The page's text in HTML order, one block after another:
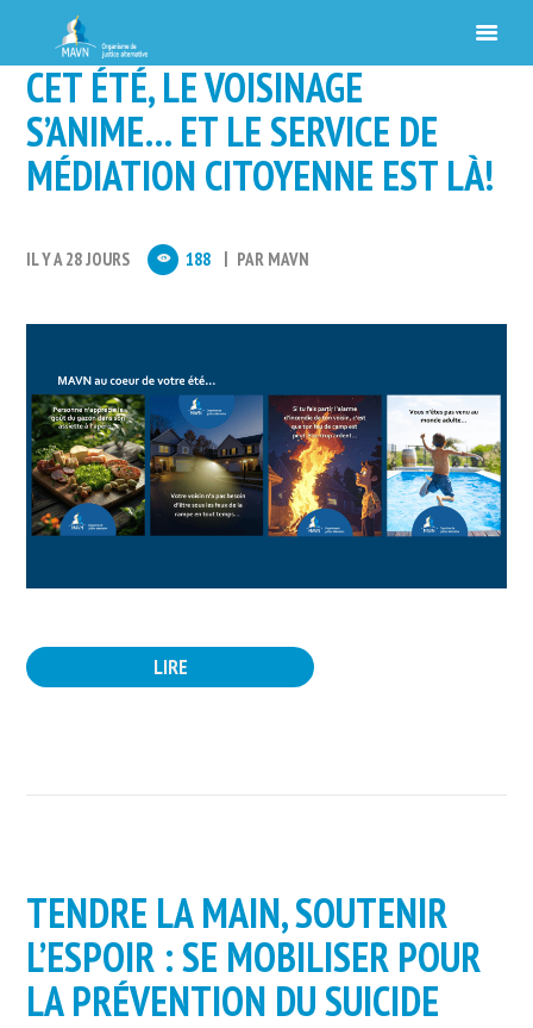
CET ÉTÉ, LE VOISINAGE
S’ANIME… ET LE SERVICE DE
MÉDIATION CITOYENNE EST LÀ!
IL Y A 28 JOURS 188 PAR MAVN
LIRE
TENDRE LA MAIN, SOUTENIR
L’ESPOIR : SE MOBILISER POUR
LA PRÉVENTION DU SUICIDE